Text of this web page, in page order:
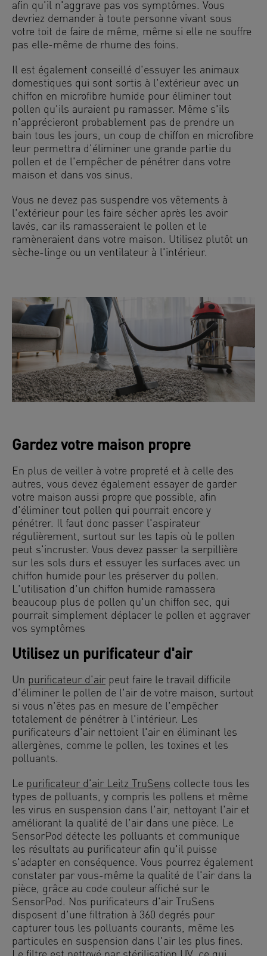
afin qu'il n'aggrave pas vos symptômes. Vous
devriez demander à toute personne vivant sous
votre toit de faire de même, même si elle ne souffre
pas elle-même de rhume des foins.
Il est également conseillé d'essuyer les animaux
domestiques qui sont sortis à l'extérieur avec un
chiffon en microfibre humide pour éliminer tout
pollen qu'ils auraient pu ramasser. Même s'ils
n'apprécieront probablement pas de prendre un
bain tous les jours, un coup de chiffon en microfibre
leur permettra d'éliminer une grande partie du
pollen et de l'empêcher de pénétrer dans votre
maison et dans vos sinus.
Vous ne devez pas suspendre vos vêtements à
l'extérieur pour les faire sécher après les avoir
lavés, car ils ramasseraient le pollen et le
ramèneraient dans votre maison. Utilisez plutôt un
sèche-linge ou un ventilateur à l'intérieur.
Gardez votre maison propre
En plus de veiller à votre propreté et à celle des
autres, vous devez également essayer de garder
votre maison aussi propre que possible, afin
d'éliminer tout pollen qui pourrait encore y
pénétrer. Il faut donc passer l'aspirateur
régulièrement, surtout sur les tapis où le pollen
peut s'incruster. Vous devez passer la serpillière
sur les sols durs et essuyer les surfaces avec un
chiffon humide pour les préserver du pollen.
L'utilisation d'un chiffon humide ramassera
beaucoup plus de pollen qu'un chiffon sec, qui
pourrait simplement déplacer le pollen et aggraver
vos symptômes
Utilisez un purificateur d'air
Un purificateur d'air peut faire le travail difficile
d'éliminer le pollen de l'air de votre maison, surtout
si vous n'êtes pas en mesure de l'empêcher
totalement de pénétrer à l'intérieur. Les
purificateurs d'air nettoient l'air en éliminant les
allergènes, comme le pollen, les toxines et les
polluants.
Le purificateur d'air Leitz TruSens collecte tous les
types de polluants, y compris les pollens et même
les virus en suspension dans l'air, nettoyant l'air et
améliorant la qualité de l'air dans une pièce. Le
SensorPod détecte les polluants et communique
les résultats au purificateur afin qu'il puisse
s'adapter en conséquence. Vous pourrez également
constater par vous-même la qualité de l'air dans la
pièce, grâce au code couleur affiché sur le
SensorPod. Nos purificateurs d'air TruSens
disposent d'une filtration à 360 degrés pour
capturer tous les polluants courants, même les
particules en suspension dans l'air les plus fines.